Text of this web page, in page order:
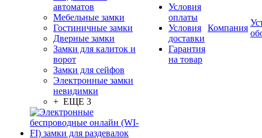
автоматов
Мебельные замки
Гостиничные замки
Дверные замки
Замки для калиток и
ворот
Замки для сейфов
Электронные замки
невидимки
+ ЕЩЕ 3
Условия
оплаты
Условия
доставки
Гарантия
на товар
Компания